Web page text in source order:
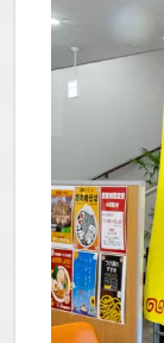
少しの
ギャッ
プ？
屋カレ
ー」と
ご対
面！
1.0.3
実食！
気にな
るその
お味